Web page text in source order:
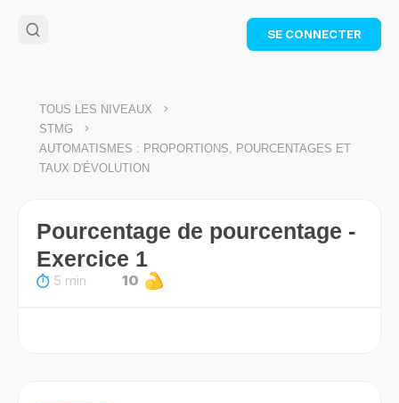
🌴Cahier de vacances offert
: révise les maths cet
Télécharge ton PDF gratuit et progresse avec des
SE CONNECTER
TOUS LES NIVEAUX >
STMG >
AUTOMATISMES : PROPORTIONS, POURCENTAGES ET
TAUX D'ÉVOLUTION
Pourcentage de pourcentage -
Exercice 1
5 min 10